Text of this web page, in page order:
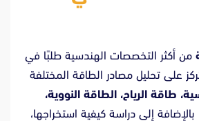
من أكثر التخصصات الهندسية طلبًا في
على تحليل مصادر الطاقة المختلفة
طاقة الرياح، الطاقة النووية،
بالإضافة إلى دراسة كيفية استخراجها،